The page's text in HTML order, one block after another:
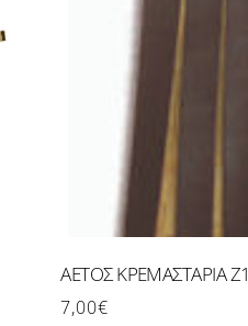
ΑΕΤΟΣ ΚΡΕΜΑΣΤΑΡΙΑ Ζ1
7,00€